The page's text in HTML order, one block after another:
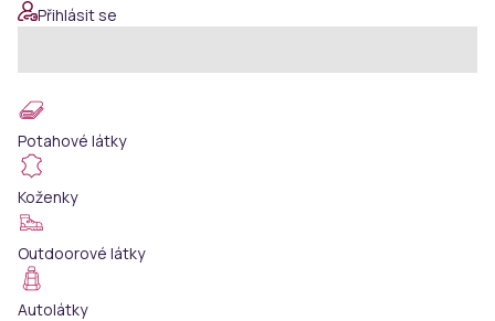
Přihlásit se
Potahové látky
Koženky
Outdoorové látky
Autolátky